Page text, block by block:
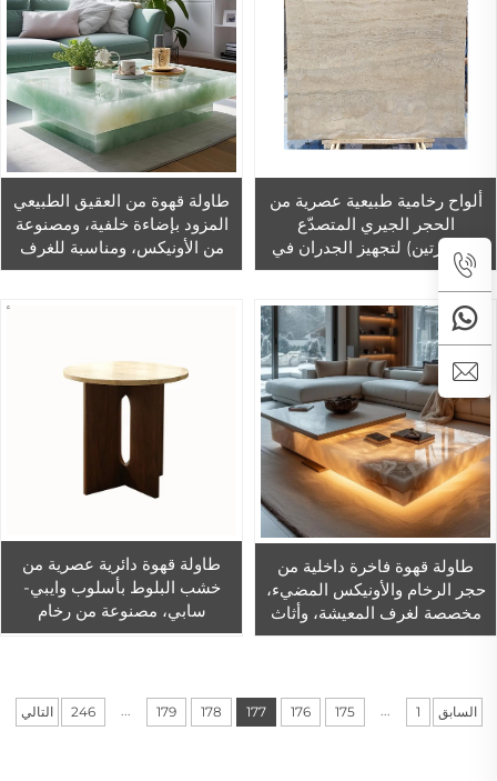
ألواح رخامية طبيعية عصرية من
الحجر الجيري المتصدّع
(ترافيرتين) لتجهيز الجدران في
مشاريع تجديد المنازل، وحدات
الحمامات، والمطابخ – رخام
ترافيرتين
طاولة قهوة من العقيق الطبيعي
المزود بإضاءة خلفية، ومصنوعة
من الأونيكس، ومناسبة للغرف
العائلية والمعيشة المنزلية، وهي
طاولة قهوة فاخرة داخلية من
حجر الرخام والأونيكس المضيء،
مخصصة لغرف المعيشة، وأثاث
رخامي أنيق للاستخدام المنزلي.
طاولة قهوة دائرية عصرية من
خشب البلوط بأسلوب وايبي-
سابي، مصنوعة من رخام
الترافيرتينا الطبيعي، مناسبة
غير الرسمية والاستخدام
المنزلي، وتشمل الطاولة
السابق 1
...
175
176
177
178
179
...
246 التالي